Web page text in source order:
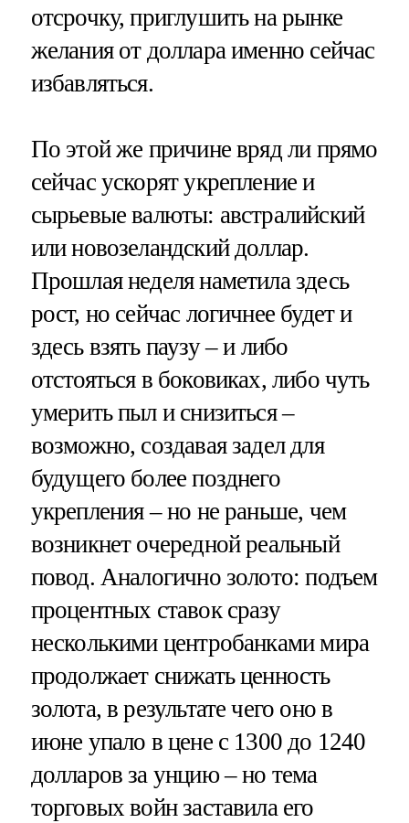
отсрочку, приглушить на рынке
желания от доллара именно сейчас
избавляться.
По этой же причине вряд ли прямо
сейчас ускорят укрепление и
сырьевые валюты: австралийский
или новозеландский доллар.
Прошлая неделя наметила здесь
рост, но сейчас логичнее будет и
здесь взять паузу – и либо
отстояться в боковиках, либо чуть
умерить пыл и снизиться –
возможно, создавая задел для
будущего более позднего
укрепления – но не раньше, чем
возникнет очередной реальный
повод. Аналогично золото: подъем
процентных ставок сразу
несколькими центробанками мира
продолжает снижать ценность
золота, в результате чего оно в
июне упало в цене с 1300 до 1240
долларов за унцию – но тема
торговых войн заставила его